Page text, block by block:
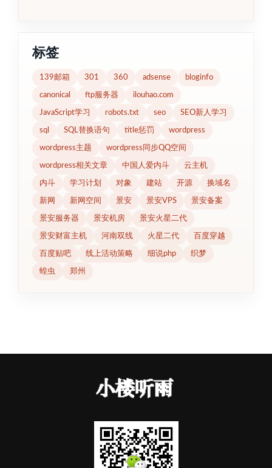
标签
139邮箱 301 360 adsense bloginfo
canonical ftp服务器 ilouhao.com
JavaScript学习 robots.txt seo SEO新人学习
sql SQL替换语句 title惩罚 wordpress
wordpress主题 wordpress同步QQ空间
wordpress相关文章 中国人爱内斗 云主机
内斗 学习计划 对象 建站 开源 换域名
新网 新网空间 景安 景安VPS 景安备案
景安服务器 景安机房 景安火星二代
景安财富主机 河南双线 火星二代 百度穿越
百度贴吧 线上活动策略 细说php 织梦
蝗虫 郑州